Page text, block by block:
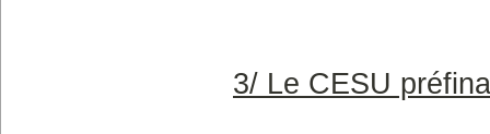
3/ Le CESU